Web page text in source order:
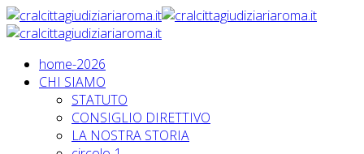
home-2026
CHI SIAMO
STATUTO
CONSIGLIO DIRETTIVO
LA NOSTRA STORIA